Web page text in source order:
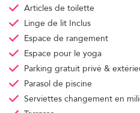
Articles de toilette
Linge de lit Inclus
Espace de rangement
Espace pour le yoga
Parking gratuit privé &
Parasol de piscine
Serviettes changement en